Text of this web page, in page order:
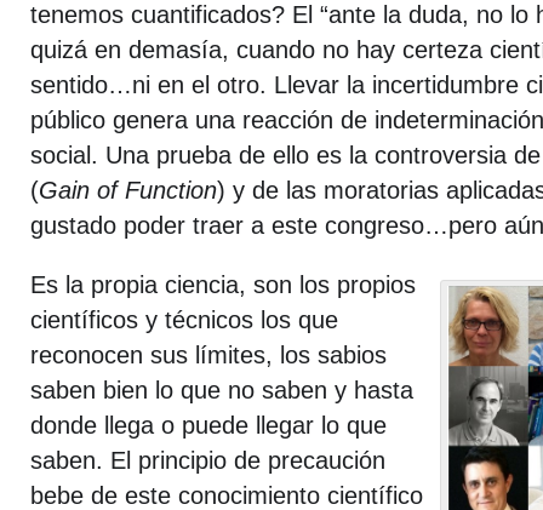
tenemos cuantificados? El “ante la duda, no lo
quizá en demasía, cuando no hay certeza
sentido…ni en el otro. Llevar la incertidumbre
público genera una reacción de
social. Una prueba de ello es la controversia
(Gain of Function) y de las moratorias
gustado poder traer a este congreso…pero
Es la propia ciencia, son los propios
científicos y técnicos los que
reconocen sus límites, los sabios
saben bien lo que no saben y hasta
donde llega o puede llegar lo que
saben. El principio de precaución
bebe de este conocimiento científico